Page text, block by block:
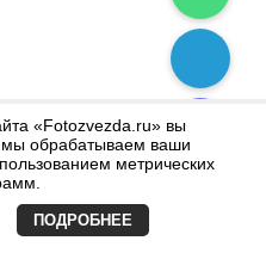
защищены
«Fotozvezda.ru» вы
мы обрабатываем ваши
метрических
ПОДРОБНЕЕ